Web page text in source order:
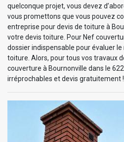
quelconque projet, vous devez
vous promettons que vous pouvez
entreprise pour devis de toiture à
votre devis toiture. Pour Nef
dossier indispensable pour évaluer
toiture. Alors, pour tous vos travaux
couverture à Bournonville dans le
irréprochables et devis gratuitement !